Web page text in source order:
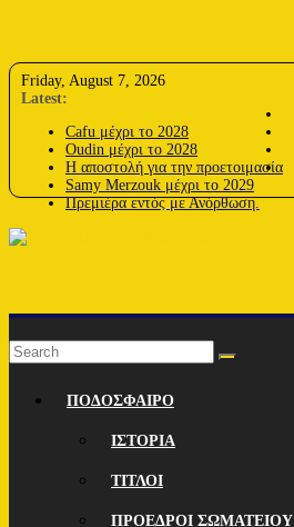
Friday, August 7, 2026
Latest:
Cafu μέχρι το 2028
Oudin μέχρι το 2028
Η αποστολή για την προετοιμασία
Samy Merzouk μέχρι το 2029
Πρεμιέρα εντός με Ανόρθωση.
ΠΟΔΟΣΦΑΙΡΟ
ΙΣΤΟΡΙΑ
ΤΙΤΛΟΙ
ΠΡΟΕΔΡΟΙ ΣΩΜΑΤΕΙΟΥ